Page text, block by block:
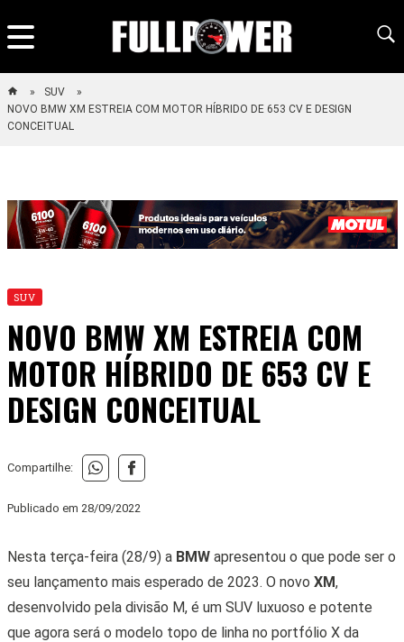
SUV
NOVO BMW XM ESTREIA COM MOTOR HÍBRIDO DE 653 CV E DESIGN
CONCEITUAL
SUV
NOVO BMW XM ESTREIA COM
MOTOR HÍBRIDO DE 653 CV E
DESIGN CONCEITUAL
Compartilhe:
Publicado em 28/09/2022
Nesta terça-feira (28/9) a BMW apresentou o que pode ser o
seu lançamento mais esperado de 2023. O novo XM,
desenvolvido pela divisão M, é um SUV luxuoso e potente
que agora será o modelo topo de linha no portfólio X da